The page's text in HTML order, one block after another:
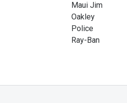
Maui Jim
Oakley
Police
Ray-Ban